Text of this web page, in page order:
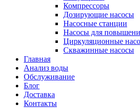
Компрессоры
Дозирующие насосы
Насосные станции
Насосы для
Циркуляционные
Скважинные насосы
Главная
Анализ воды
Обслуживание
Блог
Доставка
Контакты